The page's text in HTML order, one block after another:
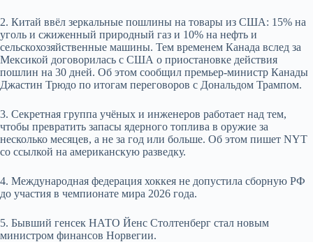
2. Китай ввёл зеркальные пошлины на товары из США: 15% на
уголь и сжиженный природный газ и 10% на нефть и
сельскохозяйственные машины. Тем временем Канада вслед за
Мексикой договорилась с США о приостановке действия
пошлин на 30 дней. Об этом сообщил премьер-министр Канады
Джастин Трюдо по итогам переговоров с Дональдом Трампом.
3. Секретная группа учёных и инженеров работает над тем,
чтобы превратить запасы ядерного топлива в оружие за
несколько месяцев, а не за год или больше. Об этом пишет NYT
со ссылкой на американскую разведку.
4. Международная федерация хоккея не допустила сборную РФ
до участия в чемпионате мира 2026 года.
5. Бывший генсек НАТО Йенс Столтенберг стал новым
министром финансов Норвегии.